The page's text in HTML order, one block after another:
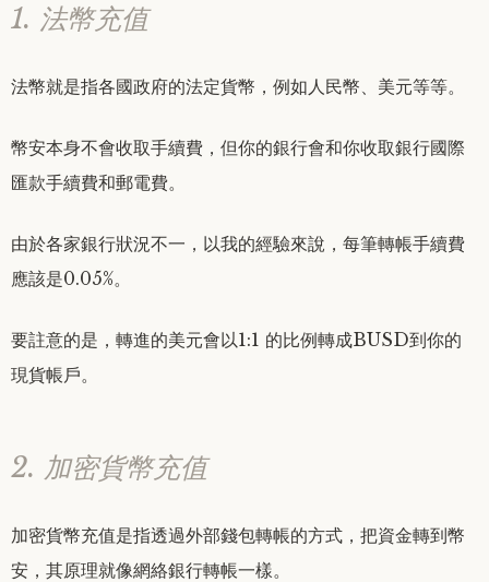
1. 法幣充值
法幣就是指各國政府的法定貨幣，例如人民幣、美元等等。
幣安本身不會收取手續費，但你的銀行會和你收取銀行國際
匯款手續費和郵電費。
由於各家銀行狀況不一，以我的經驗來說，每筆轉帳手續費
應該是0.05%。
要註意的是，轉進的美元會以1:1 的比例轉成BUSD到你的
現貨帳戶。
2. 加密貨幣充值
加密貨幣充值是指透過外部錢包轉帳的方式，把資金轉到幣
安，其原理就像網絡銀行轉帳一樣。